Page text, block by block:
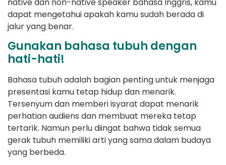
dapat mengetahui apakah kamu sudah berada di
jalur yang benar.
Gunakan bahasa tubuh dengan
hati-hati!
Bahasa tubuh adalah bagian penting untuk menjaga
presentasi kamu tetap hidup dan menarik.
Tersenyum dan memberi isyarat dapat menarik
perhatian audiens dan membuat mereka tetap
tertarik. Namun perlu diingat bahwa tidak semua
gerak tubuh memiliki arti yang sama dalam budaya
yang berbeda.